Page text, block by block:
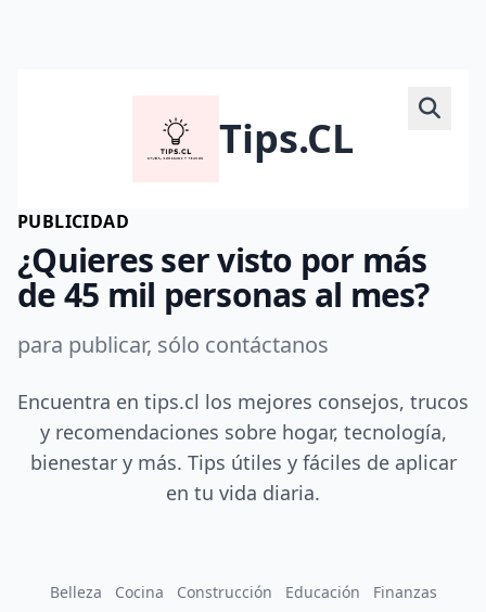
Tips.CL
PUBLICIDAD
¿Quieres ser visto por más
de 45 mil personas al mes?
para publicar, sólo contáctanos
Encuentra en tips.cl los mejores consejos, trucos
y recomendaciones sobre hogar, tecnología,
bienestar y más. Tips útiles y fáciles de aplicar
en tu vida diaria.
Belleza Cocina Construcción Educación
Finanzas